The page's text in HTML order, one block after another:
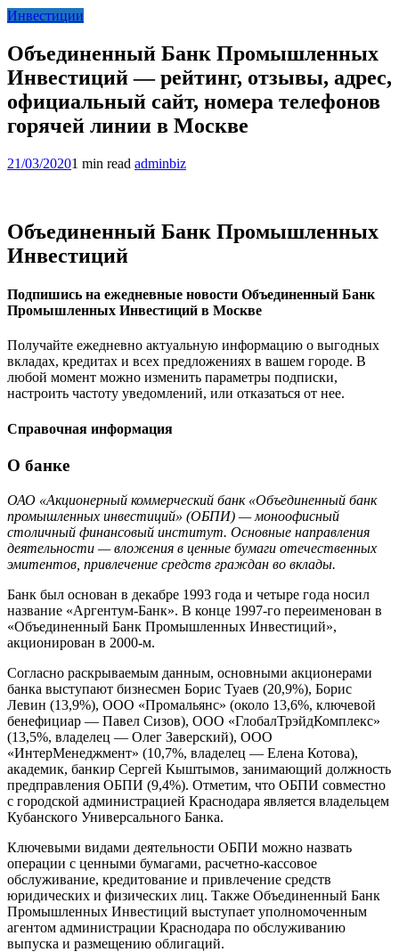
Инвестиции
Объединенный Банк Промышленных
Инвестиций — рейтинг, отзывы, адрес,
официальный сайт, номера телефонов
горячей линии в Москве
21/03/20201 min read adminbiz
Объединенный Банк Промышленных
Инвестиций
Подпишись на ежедневные новости Объединенный Банк
Промышленных Инвестиций в Москве
Получайте ежедневно актуальную информацию о выгодных
вкладах, кредитах и всех предложениях в вашем городе. В
любой момент можно изменить параметры подписки,
настроить частоту уведомлений, или отказаться от нее.
Справочная информация
О банке
ОАО «Акционерный коммерческий банк «Объединенный банк
промышленных инвестиций» (ОБПИ) — моноофисный
столичный финансовый институт. Основные направления
деятельности — вложения в ценные бумаги отечественных
эмитентов, привлечение средств граждан во вклады.
Банк был основан в декабре 1993 года и четыре года носил
название «Аргентум-Банк». В конце 1997-го переименован в
«Объединенный Банк Промышленных Инвестиций»,
акционирован в 2000-м.
Согласно раскрываемым данным, основными акционерами
банка выступают бизнесмен Борис Туаев (20,9%), Борис
Левин (13,9%), ООО «Промальянс» (около 13,6%, ключевой
бенефициар — Павел Сизов), ООО «ГлобалТрэйдКомплекс»
(13,5%, владелец — Олег Заверский), ООО
«ИнтерМенеджмент» (10,7%, владелец — Елена Котова),
академик, банкир Сергей Кыштымов, занимающий должность
предправления ОБПИ (9,4%). Отметим, что ОБПИ совместно
с городской администрацией Краснодара является владельцем
Кубанского Универсального Банка.
Ключевыми видами деятельности ОБПИ можно назвать
операции с ценными бумагами, расчетно-кассовое
обслуживание, кредитование и привлечение средств
юридических и физических лиц. Также Объединенный Банк
Промышленных Инвестиций выступает уполномоченным
агентом администрации Краснодара по обслуживанию
выпуска и размещению облигаций.